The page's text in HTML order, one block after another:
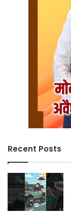
Recent Posts